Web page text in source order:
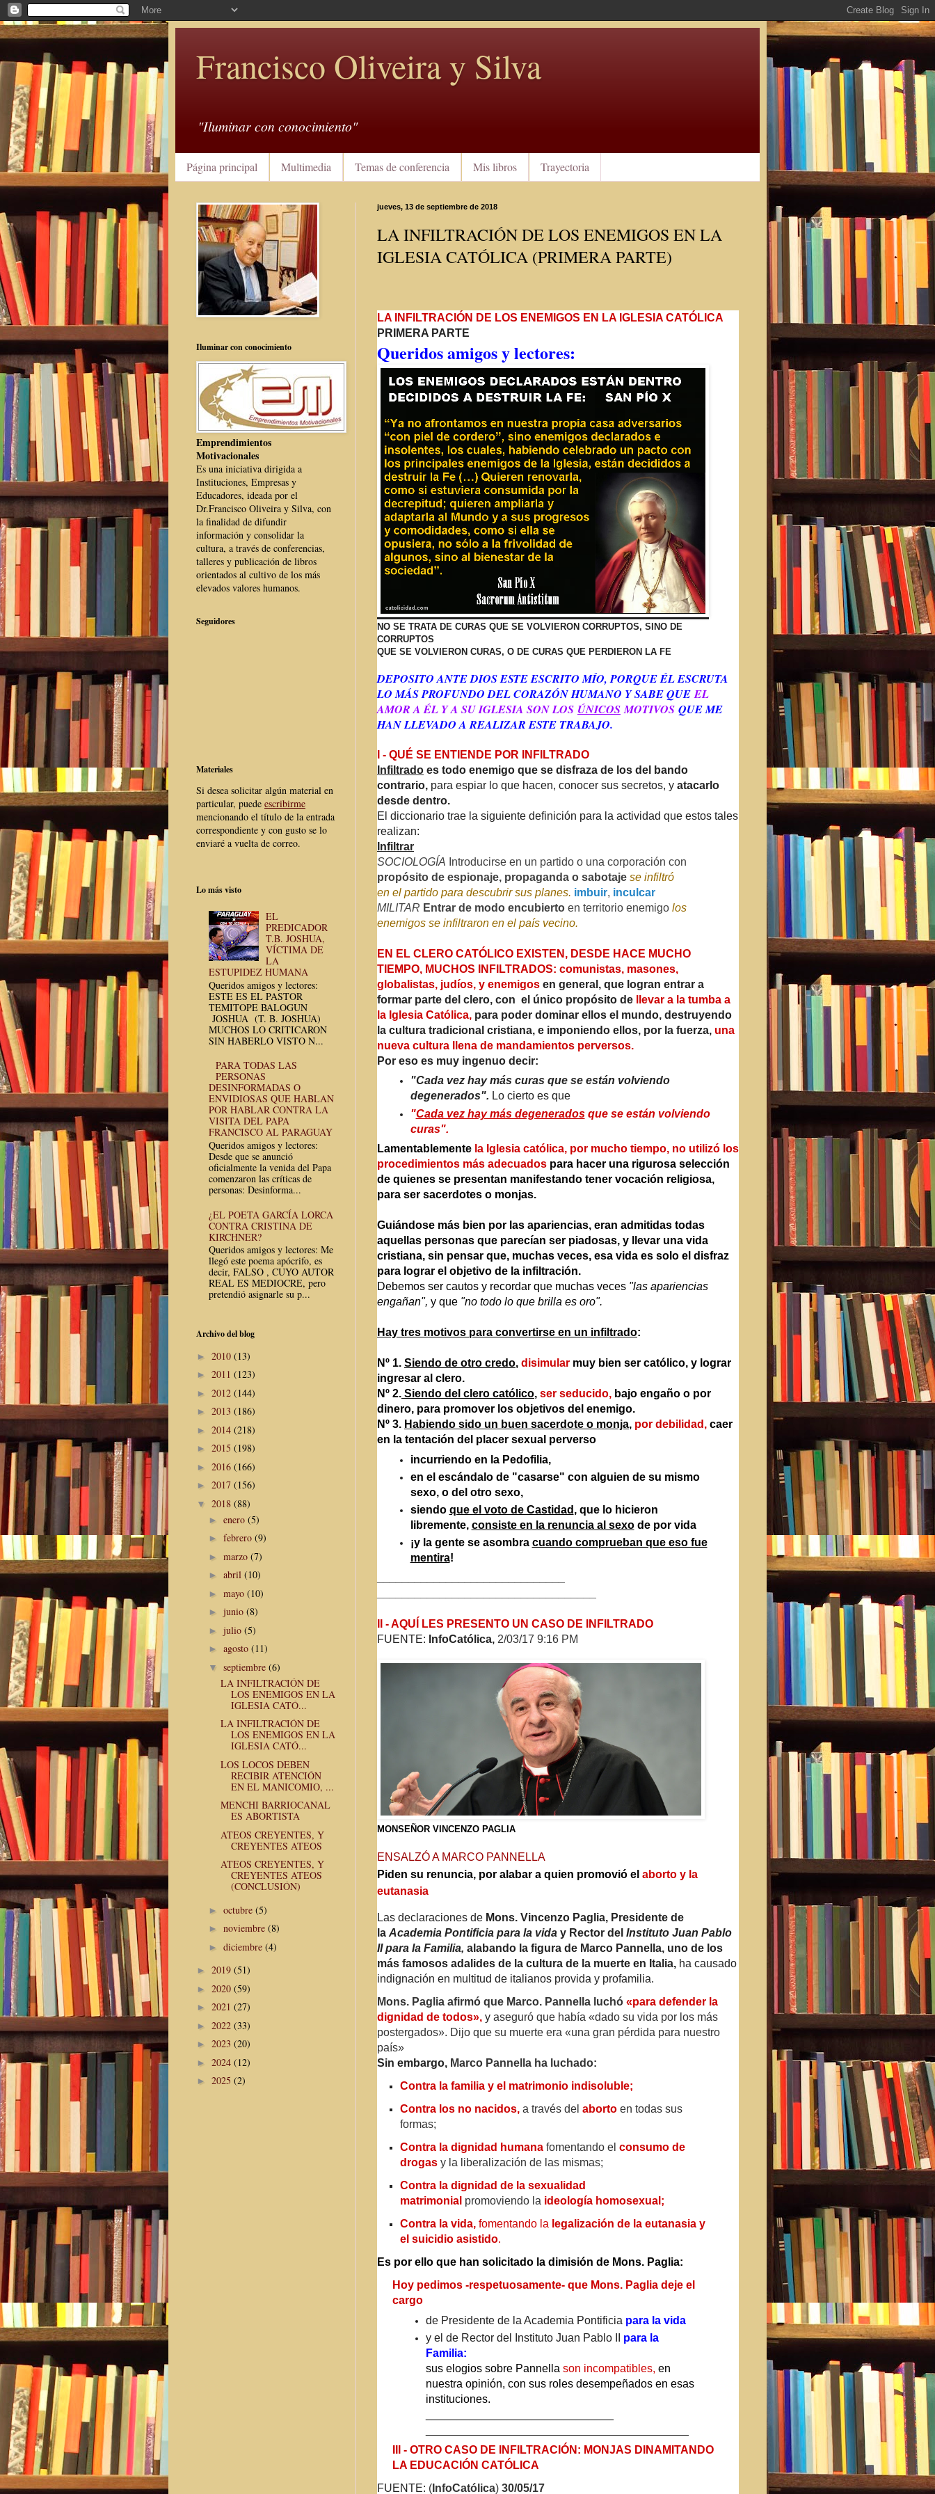
Francisco Oliveira y Silva
"Iluminar con conocimiento"
Página principal Multimedia Temas de conferencia Mis libros Trayectoria
jueves, 13 de septiembre de 2018
LA INFILTRACIÓN DE LOS ENEMIGOS EN LA
IGLESIA CATÓLICA (PRIMERA PARTE)
LA INFILTRACIÓN DE LOS ENEMIGOS EN LA IGLESIA CATÓLICA
PRIMERA PARTE
Queridos amigos y lectores:
NO SE TRATA DE CURAS QUE SE VOLVIERON CORRUPTOS, SINO DE
CORRUPTOS
QUE SE VOLVIERON CURAS, O DE CURAS QUE PERDIERON LA FE
DEPOSITO ANTE DIOS ESTE ESCRITO MÍO, PORQUE ÉL ESCRUTA
LO MÁS PROFUNDO DEL CORAZÓN HUMANO Y SABE QUEEL
AMOR A ÉL Y A SU IGLESIA SON LOS ÚNICOSMOTIVOS QUE ME
HAN LLEVADO A REALIZAR ESTE TRABAJO.
I - QUÉ SE ENTIENDE POR INFILTRADO
Infiltrado es todo enemigo que se disfraza de los del bando
contrario, para espiar lo que hacen, conocer sus secretos, y atacarlo
desde dentro.
El diccionario trae la siguiente definición para la actividad que estos tales
realizan:
Infiltrar
SOCIOLOGÍA Introducirse en un partido o una corporación con
propósito de espionaje, propaganda o sabotaje se infiltró
en el partido para descubrir sus planes. imbuir, inculcar
MILITAR Entrar de modo encubierto en territorio enemigo los
enemigos se infiltraron en el país vecino.
EN EL CLERO CATÓLICO EXISTEN, DESDE HACE MUCHO
TIEMPO, MUCHOS INFILTRADOS: comunistas, masones,
globalistas, judíos, y enemigos en general, que logran entrar a
formar parte del clero, con el único propósito de
llevar a la tumba a
la Iglesia Católica, para poder dominar ellos el mundo, destruyendo
la cultura tradicional cristiana, e imponiendo ellos, por la fuerza, una
nueva cultura llena de mandamientos perversos.
Por eso es muy ingenuo decir:
"Cada vez hay más curas que se están volviendo
degenerados". Lo cierto es que
"Cada vez hay más degeneradosque se están volviendo
curas".
Lamentablemente la Iglesia católica, por mucho tiempo, no utilizó los
procedimientos más adecuados para hacer una rigurosa selección
de quienes se presentan manifestando tener vocación religiosa,
para ser sacerdotes o monjas.
Guiándose más bien por las apariencias, eran admitidas todas
aquellas personas que parecían ser piadosas, y llevar una vida
cristiana, sin pensar que, muchas veces, esa vida es solo el disfraz
para lograr el objetivo de la infiltración.
Debemos ser cautos y recordar que muchas veces "las apariencias
engañan", y que "no todo lo que brilla es oro".
Hay tres motivos para convertirse en un infiltrado:
Nº 1. Siendo de otro credo, disimular muy bien ser católico, y lograr
ingresar al clero.
Nº 2. Siendo del clero católico, ser seducido, bajo engaño o por
dinero, para promover los objetivos del enemigo.
Nº 3. Habiendo sido un buen sacerdote o monja, por debilidad, caer
en la tentación del placer sexual perverso
incurriendo en la Pedofilia,
en el escándalo de "casarse" con alguien de su mismo
sexo, o del otro sexo,
siendo que el voto de Castidad , que lo hicieron
libremente, consiste en la renuncia al sexode por vida
¡y la gente se asombra cuando comprueban que eso fue
mentira!
II - AQUÍ LES PRESENTO UN CASO DE INFILTRADO
FUENTE: InfoCatólica, 2/03/17 9:16 PM
MONSEÑOR VINCENZO PAGLIA
ENSALZÓ A MARCO PANNELLA
Piden su renuncia, por alabar a quien promovió el aborto y la
eutanasia
Las declaraciones de Mons. Vincenzo Paglia, Presidente de
la Academia Pontificia para la vida y Rector del Instituto Juan Pablo
II para la Familia, alabando la figura de Marco Pannella, uno de los
más famosos adalides de la cultura de la muerte en Italia, ha causado
indignación en multitud de italianos provida y profamilia.
Mons. Paglia afirmó que Marco. Pannella luchó «para defender la
dignidad de todos», y aseguró que había «dado su vida por los más
postergados». Dijo que su muerte era «una gran pérdida para nuestro
país»
Sin embargo, Marco Pannella ha luchado:
Contra la familia y el matrimonio indisoluble;
Contra los no nacidos,a través del abortoen todas sus
formas;
Contra la dignidad humanafomentando el consumo de
drogasy la liberalización de las mismas;
Contra la dignidad de la sexualidad
matrimonial promoviendo la ideología homosexual;
Contra la vida,fomentando la legalización de la eutanasia y
el suicidio asistido.
Es por ello que han solicitado la dimisión de Mons. Paglia:
Hoy pedimos -respetuosamente- que Mons. Paglia deje el
cargo
de Presidente de la Academia Pontificia para la vida
y el de Rector del Instituto Juan Pablo II para la
Familia:
sus elogios sobre Pannella son incompatibles, en
nuestra opinión, con sus roles desempeñados en esas
instituciones.
III - OTRO CASO DE INFILTRACIÓN: MONJAS DINAMITANDO
LA EDUCACIÓN CATÓLICA
FUENTE: ( InfoCatólica) 30/05/17
Iluminar con conocimiento
Emprendimientos
Motivacionales
Es una iniciativa dirigida a
Instituciones, Empresas y
Educadores, ideada por el
Dr.Francisco Oliveira y Silva, con
la finalidad de difundir
información y consolidar la
cultura, a través de conferencias,
talleres y publicación de libros
orientados al cultivo de los más
elevados valores humanos.
Seguidores
Materiales
Si desea solicitar algún material en
particular, puede escribirme
mencionando el título de la entrada
correspondiente y con gusto se lo
enviaré a vuelta de correo.
Lo más visto
EL
PREDICADOR
T.B. JOSHUA,
VÍCTIMA DE
LA
ESTUPIDEZ HUMANA
Queridos amigos y lectores:
ESTE ES EL PASTOR
TEMITOPE BALOGUN
JOSHUA (T. B. JOSHUA)
MUCHOS LO CRITICARON
SIN HABERLO VISTO N...
PARA TODAS LAS
PERSONAS
DESINFORMADAS O
ENVIDIOSAS QUE HABLAN
POR HABLAR CONTRA LA
VISITA DEL PAPA
FRANCISCO AL PARAGUAY
Queridos amigos y lectores:
Desde que se anunció
oficialmente la venida del Papa
comenzaron las críticas de
personas: Desinforma...
¿EL POETA GARCÍA LORCA
CONTRA CRISTINA DE
KIRCHNER?
Queridos amigos y lectores: Me
llegó este poema apócrifo, es
decir, FALSO , CUYO AUTOR
REAL ES MEDIOCRE, pero
pretendió asignarle su p...
Archivo del blog
► 2010 (13)
► 2011 (123)
► 2012 (144)
► 2013 (186)
► 2014 (218)
► 2015 (198)
► 2016 (166)
► 2017 (156)
▼ 2018 (88)
► enero (5)
► febrero (9)
► marzo (7)
► abril (10)
► mayo (10)
► junio (8)
► julio (5)
► agosto (11)
▼ septiembre (6)
LA INFILTRACIÓN DE
LOS ENEMIGOS EN LA
IGLESIA CATÓ...
LA INFILTRACIÓN DE
LOS ENEMIGOS EN LA
IGLESIA CATÓ...
LOS LOCOS DEBEN
RECIBIR ATENCIÓN
EN EL MANICOMIO, ...
MENCHI BARRIOCANAL
ES ABORTISTA
ATEOS CREYENTES, Y
CREYENTES ATEOS
ATEOS CREYENTES, Y
CREYENTES ATEOS
(CONCLUSIÓN)
► octubre (5)
► noviembre (8)
► diciembre (4)
► 2019 (51)
► 2020 (59)
► 2021 (27)
► 2022 (33)
► 2023 (20)
► 2024 (12)
► 2025 (2)